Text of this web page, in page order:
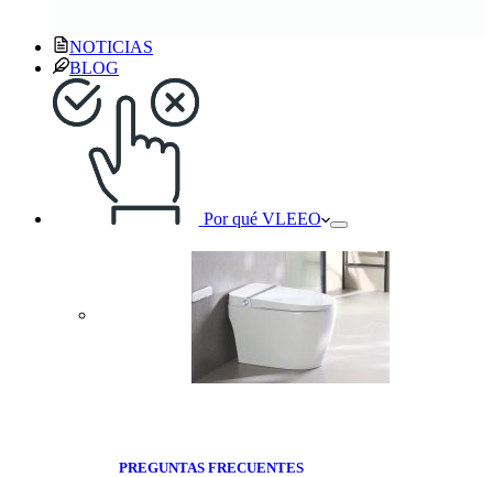
NOTICIAS
BLOG
Por qué VLEEO
PREGUNTAS FRECUENTES